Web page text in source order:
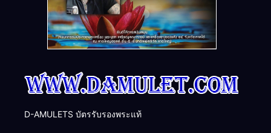
D-AMULETS บัตรรับรองพระแท้